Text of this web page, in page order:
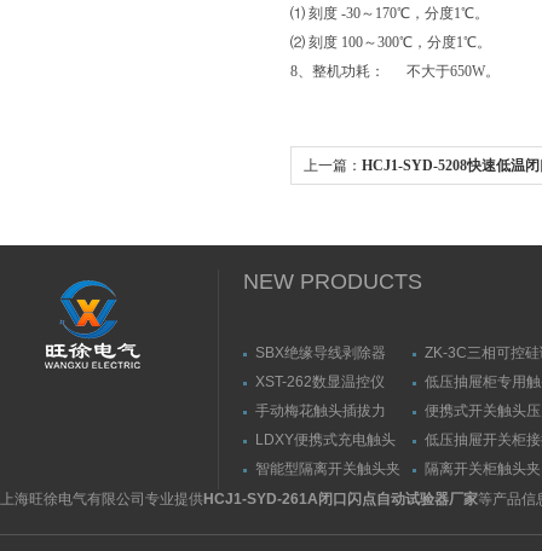
⑴ 刻度 -30～170℃，分度1℃。
⑵ 刻度 100～300℃，分度1℃。
8、整机功耗： 不大于650W。
上一篇： HCJ1-SYD-5208快速低温
NEW PRODUCTS
SBX绝缘导线剥除器
ZK-3C三相可控
触发器
XST-262数显温控仪
低压抽屉柜专用
力测量仪套装
手动梅花触头插拔力
（推拉力）测量仪
便携式开关触头
（夹紧力）测量仪
LDXY便携式充电触头
（指）夹紧力测量仪
低压抽屉开关柜
触头（夹紧力）
智能型隔离开关触头夹
紧力测试仪
隔离开关柜触头
测试仪/精度传感
上海旺徐电气有限公司专业提供HCJ1-SYD-261A闭口闪点自动试验器厂家等产品信